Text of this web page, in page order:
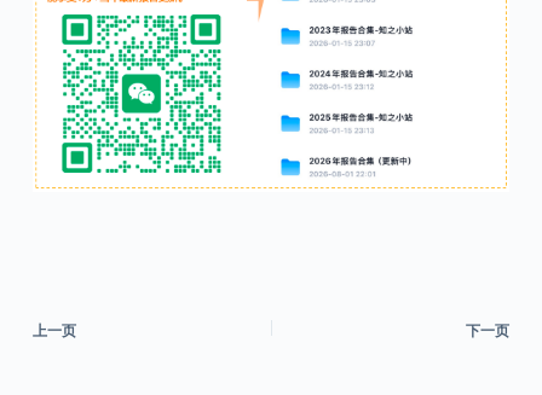
上一页 下一页